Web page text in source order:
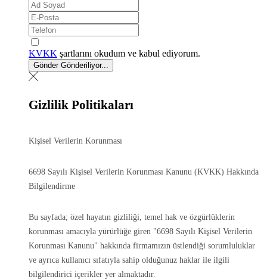
KVKK şartlarını okudum ve kabul ediyorum.
Gönder Gönderiliyor...
Gizlilik Politikaları
Kişisel Verilerin Korunması
6698 Sayılı Kişisel Verilerin Korunması Kanunu (KVKK) Hakkında
Bilgilendirme
Bu sayfada; özel hayatın gizliliği, temel hak ve özgürlüklerin
korunması amacıyla yürürlüğe giren "6698 Sayılı Kişisel Verilerin
Korunması Kanunu" hakkında firmamızın üstlendiği sorumluluklar
ve ayrıca kullanıcı sıfatıyla sahip olduğunuz haklar ile ilgili
bilgilendirici içerikler yer almaktadır.